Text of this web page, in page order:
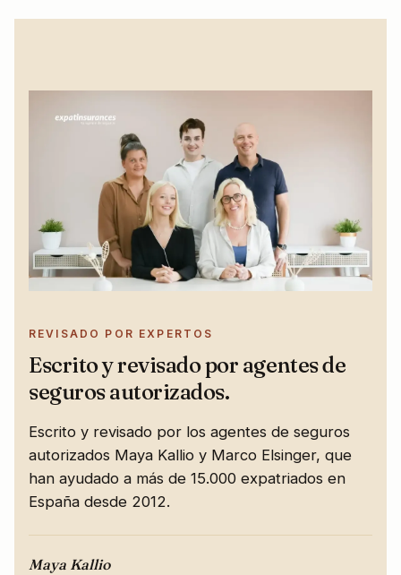
REVISADO POR EXPERTOS
Escrito y revisado por agentes de
seguros autorizados.
Escrito y revisado por los agentes de seguros
autorizados Maya Kallio y Marco Elsinger, que
han ayudado a más de 15.000 expatriados en
España desde 2012.
Maya Kallio